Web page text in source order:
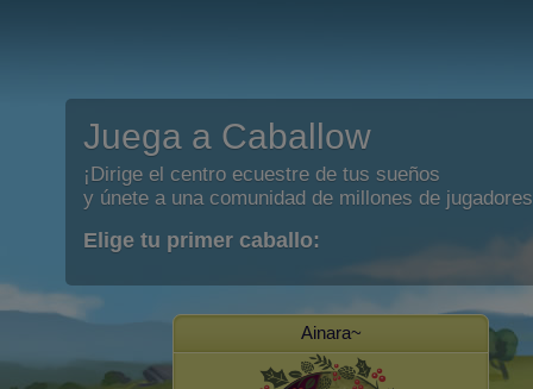
Juega a Caballow
¡Dirige el centro ecuestre de tus sueños
y únete a una comunidad de millones de
Elige tu primer caballo:
Ainara~